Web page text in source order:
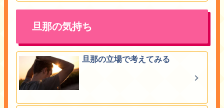
旦那の気持ち
旦那の立場で考えてみる